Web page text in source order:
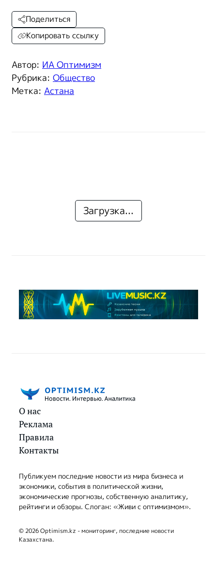
Автор: ИА Оптимизм
Рубрика: Общество
Метка: Астана
Поделиться
Копировать ссылку
Загрузка...
О нас
Реклама
Правила
Контакты
Публикуем последние новости из мира бизнеса и
экономики, события в политической жизни,
экономические прогнозы, собственную аналитику,
рейтинги и обзоры. Слоган: «Живи с оптимизмом».
© 2026 Optimism.kz - мониторинг, последние новости
Казахстана.